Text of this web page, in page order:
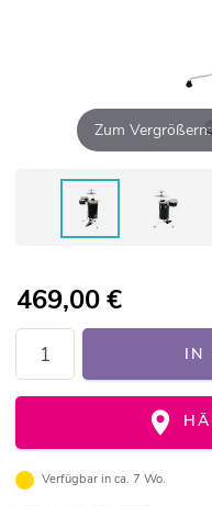
Zum
469,00€
IN
Verfügbar in ca. 7 Wo.